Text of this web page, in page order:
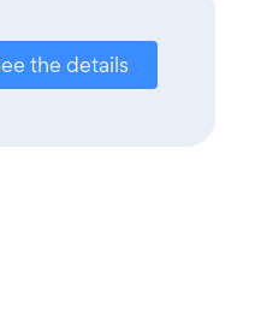
the details